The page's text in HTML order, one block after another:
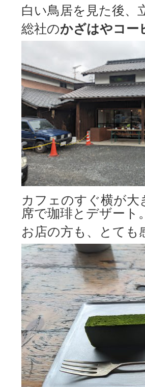
白い鳥居を見た後、
総社のかざはやコー
カフェのすぐ横が
席で珈琲とデザート。
お店の方も、とても